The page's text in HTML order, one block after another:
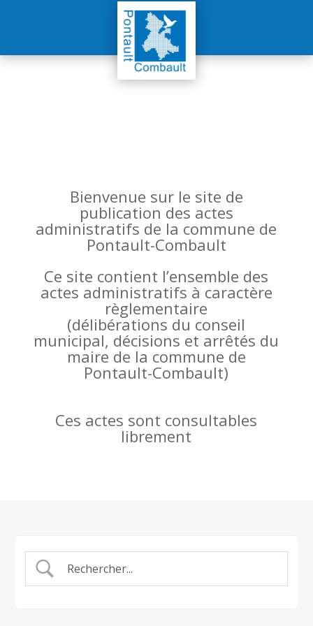
Bienvenue sur le site de
publication des actes
administratifs de la commune de
Pontault-Combault
Ce site contient l’ensemble des
actes administratifs à caractère
règlementaire
(délibérations du conseil
municipal, décisions et arrêtés du
maire de la commune de
Pontault-Combault)
Ces actes sont consultables
librement